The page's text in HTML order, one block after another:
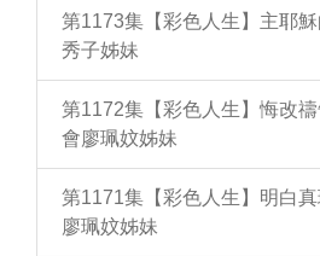
第1173集【彩色人生】主耶
秀子姊妹
第1172集【彩色人生】悔改
會廖珮妏姊妹
第1171集【彩色人生】明白
廖珮妏姊妹